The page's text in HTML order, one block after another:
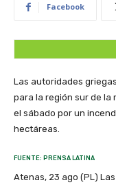
Facebook
Las autoridades
para la región sur de la
el sábado por un
hectáreas.
FUENTE: PRENSA LATINA
Atenas, 23 ago (PL)